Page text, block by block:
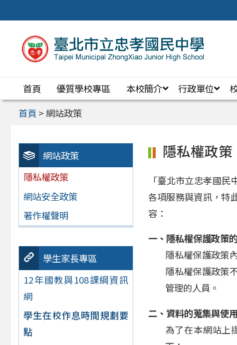
至
區
首頁 優質學校專區 本校簡介 行政單位
首頁 >網站政策
網站政策
隱私權政策
網站安全政策
著作權聲明
學生家長專區
12年國教與108課綱資訊
網
學生在校作息時間規劃要
點
隱私權政策
「臺北市立忠孝國
各項服務與資訊，特
容：
一、隱私權保護政策
隱私權保護政策
隱私權保護政策
管理的人員。
二、資料的蒐集與使
為了在本網站上